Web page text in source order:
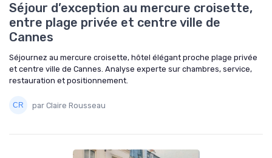
Séjour d’exception au mercure croisette,
entre plage privée et centre ville de
Cannes
Séjournez au mercure croisette, hôtel élégant proche plage privée
et centre ville de Cannes. Analyse experte sur chambres, service,
restauration et positionnement.
par Claire Rousseau